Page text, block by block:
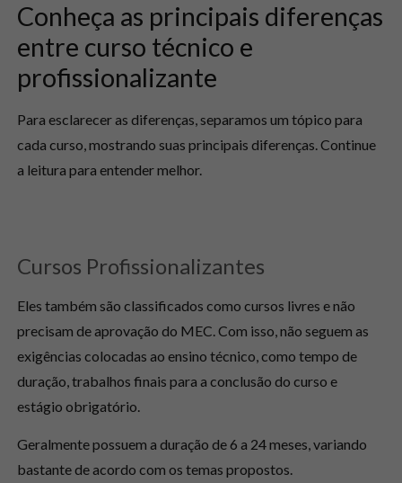
Conheça as principais diferenças
entre curso técnico e
profissionalizante
Para esclarecer as diferenças, separamos um tópico para
cada curso, mostrando suas principais diferenças. Continue
a leitura para entender melhor.
Cursos Profissionalizantes
Eles também são classificados como cursos livres e não
precisam de aprovação do MEC. Com isso, não seguem as
exigências colocadas ao ensino técnico, como tempo de
duração, trabalhos finais para a conclusão do curso e
estágio obrigatório.
Geralmente possuem a duração de 6 a 24 meses, variando
bastante de acordo com os temas propostos.